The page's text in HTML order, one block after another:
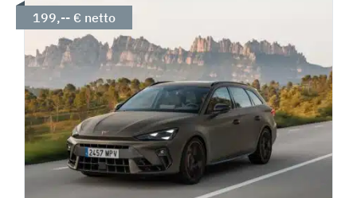
199,-- € netto